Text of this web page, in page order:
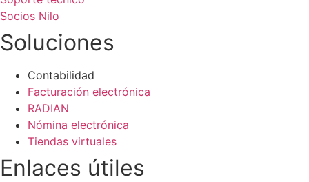
Socios Nilo
Soluciones
Contabilidad
Facturación electrónica
RADIAN
Nómina electrónica
Tiendas virtuales
Enlaces útiles